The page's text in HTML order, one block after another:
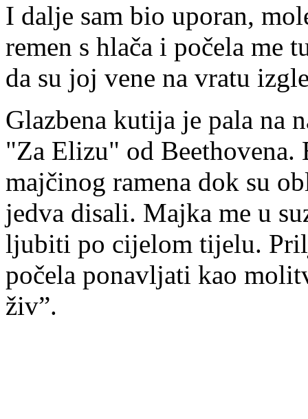
I dalje sam bio uporan,
remen s hlača i počela me
da su joj vene na vratu
Glazbena kutija je pala na
"Za Elizu" od Beethovena.
majčinog ramena dok su
jedva disali. Majka me u
ljubiti po cijelom tijelu.
počela ponavljati kao
živ”.